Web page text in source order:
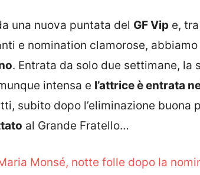
una nuova puntata del GF Vip e,
e nomination clamorose,
. Entrata da solo due settimane, la
intensa e l’attrice è entrata
subito dopo l’eliminazione
al Grande Fratello…
Monsé, notte folle dopo la